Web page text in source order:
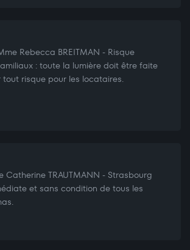
Rebecca BREITMAN - Risque
: toute la lumière doit être faite
risque pour les locataires.
TRAUTMANN - Strasbourg
et sans condition de tous les